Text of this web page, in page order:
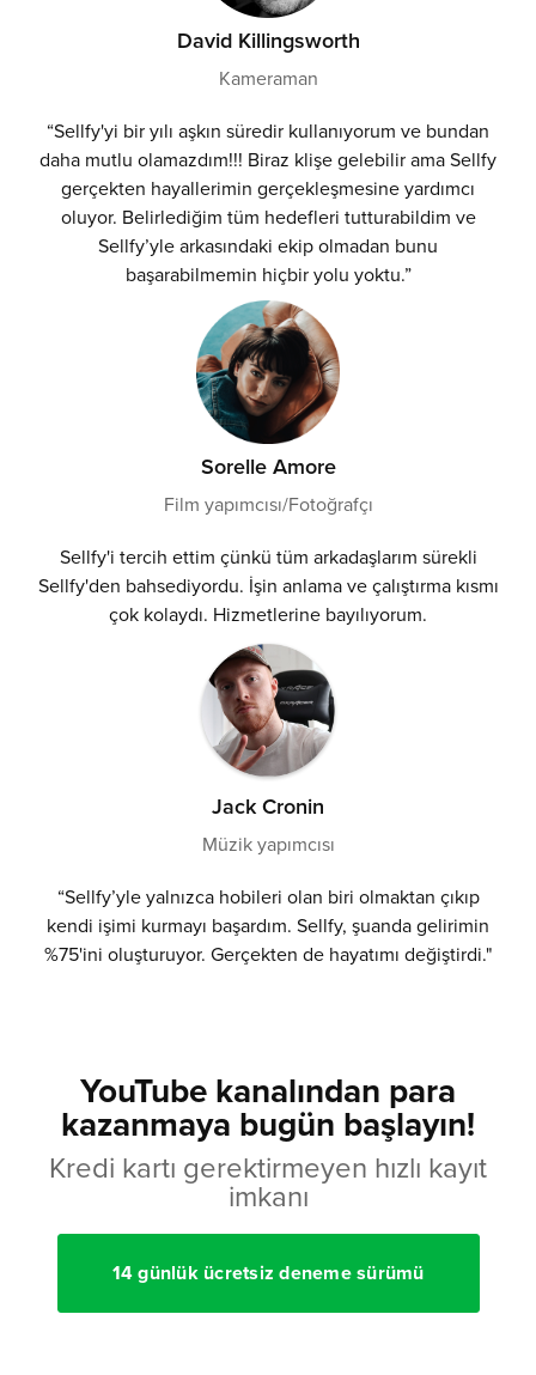
David Killingsworth
Kameraman
“Sellfy'yi bir yılı aşkın süredir kullanıyorum ve bundan
daha mutlu olamazdım!!! Biraz klişe gelebilir ama Sellfy
gerçekten hayallerimin gerçekleşmesine yardımcı
oluyor. Belirlediğim tüm hedefleri tutturabildim ve
Sellfy’yle arkasındaki ekip olmadan bunu
başarabilmemin hiçbir yolu yoktu.”
Sorelle Amore
Film yapımcısı/Fotoğrafçı
Sellfy'i tercih ettim çünkü tüm arkadaşlarım sürekli
Sellfy'den bahsediyordu. İşin anlama ve çalıştırma kısmı
çok kolaydı. Hizmetlerine bayılıyorum.
Jack Cronin
Müzik yapımcısı
“Sellfy’yle yalnızca hobileri olan biri olmaktan çıkıp
kendi işimi kurmayı başardım. Sellfy, şuanda gelirimin
%75'ini oluşturuyor. Gerçekten de hayatımı değiştirdi."
YouTube kanalından para
kazanmaya bugün başlayın!
Kredi kartı gerektirmeyen hızlı kayıt
imkanı
14 günlük ücretsiz deneme sürümü